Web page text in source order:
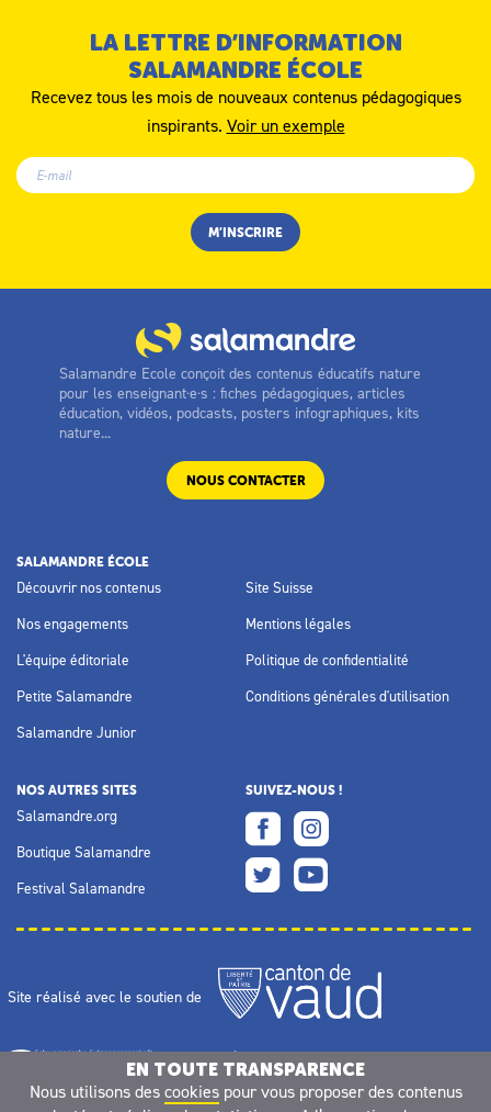
LA LETTRE D’INFORMATION
SALAMANDRE ÉCOLE
Recevez tous les mois de nouveaux contenus pédagogiques
inspirants. Voir un exemple
Salamandre Ecole conçoit des contenus éducatifs nature
pour les enseignant·e·s : fiches pédagogiques, articles
éducation, vidéos, podcasts, posters infographiques, kits
nature...
NOUS CONTACTER
SALAMANDRE ÉCOLE
Découvrir nos contenus
Nos engagements
L'équipe éditoriale
Petite Salamandre
Salamandre Junior
Site Suisse
Mentions légales
Politique de confidentialité
Conditions générales d'utilisation
NOS AUTRES SITES
Salamandre.org
Boutique Salamandre
Festival Salamandre
SUIVEZ-NOUS !
Site réalisé avec le soutien de
EN TOUTE TRANSPARENCE
Nous utilisons des cookiespour vous proposer des contenus